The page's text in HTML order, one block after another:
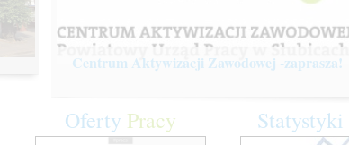
Centrum Aktywizacji Zawodowej -zaprasza!
Oferty Pracy Statystyki